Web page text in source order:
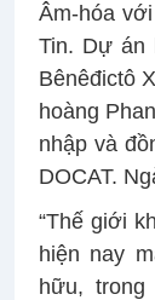
Âm-hóa
Tin. Dự án
Bênêđictô
hoàng
nhập và
DOCAT.
“Thế giới
hiện nay
hữu,